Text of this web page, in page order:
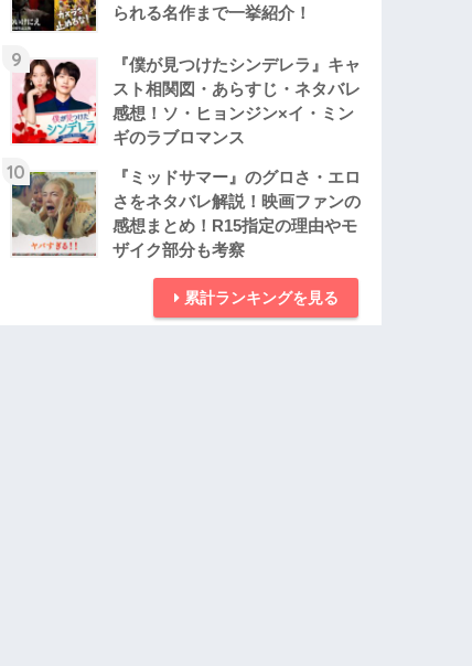
られる名作まで一挙紹介！
9
『僕が見つけたシンデレラ』キャ
スト相関図・あらすじ・ネタバレ
感想！ソ・ヒョンジン×イ・ミン
ギのラブロマンス
10
『ミッドサマー』のグロさ・エロ
さをネタバレ解説！映画ファンの
感想まとめ！R15指定の理由やモ
ザイク部分も考察
累計ランキングを見る